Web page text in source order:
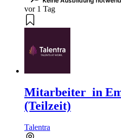
vor 1 Tag
Mitarbeiter_in
(Teilzeit)
Talentra